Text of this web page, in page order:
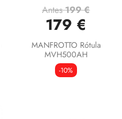
Antes199 €
179 €
MANFROTTO Rótula
MVH500AH
-10%